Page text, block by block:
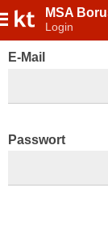
MSA
Login
E-Mail
Passwort